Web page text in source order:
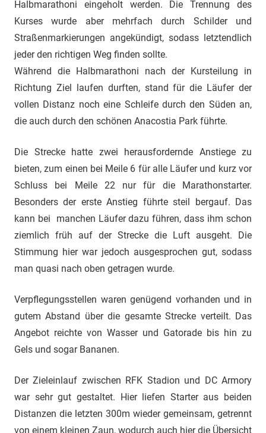
Halbmarathoni eingeholt werden. Die Trennung des
Kurses wurde aber mehrfach durch Schilder und
Straßenmarkierungen angekündigt, sodass letztendlich
jeder den richtigen Weg finden sollte.
Während die Halbmarathoni nach der Kursteilung in
Richtung Ziel laufen durften, stand für die Läufer der
vollen Distanz noch eine Schleife durch den Süden an,
die auch durch den schönen Anacostia Park führte.
Die Strecke hatte zwei herausfordernde Anstiege zu
bieten, zum einen bei Meile 6 für alle Läufer und kurz vor
Schluss bei Meile 22 nur für die Marathonstarter.
Besonders der erste Anstieg führte steil bergauf. Das
kann bei manchen Läufer dazu führen, dass ihm schon
ziemlich früh auf der Strecke die Luft ausgeht. Die
Stimmung hier war jedoch ausgesprochen gut, sodass
man quasi nach oben getragen wurde.
Verpflegungsstellen waren genügend vorhanden und in
gutem Abstand über die gesamte Strecke verteilt. Das
Angebot reichte von Wasser und Gatorade bis hin zu
Gels und sogar Bananen.
Der Zieleinlauf zwischen RFK Stadion und DC Armory
war sehr gut gestaltet. Hier liefen Starter aus beiden
Distanzen die letzten 300m wieder gemeinsam, getrennt
von einem kleinen Zaun, wodurch auch hier die Übersicht